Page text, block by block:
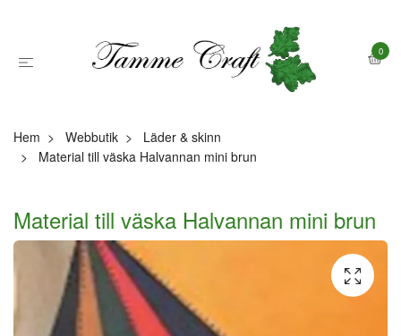
0
Hem Webbutik
Läder & skinn
Material till väska Halvannan mini brun
Material till väska Halvannan mini brun